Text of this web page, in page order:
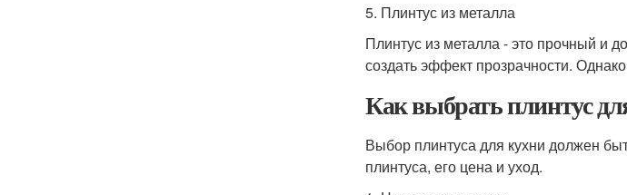
5. Плинтус из металла
Плинтус из металла - это прочный и
создать эффект прозрачности.
Как выбрать плинтус
Выбор плинтуса для кухни должен
плинтуса, его цена и уход.